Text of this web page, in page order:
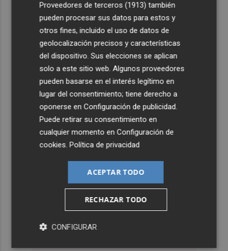
Proveedores de terceros (1913) también
pueden procesar sus datos para estos y
otros fines, incluido el uso de datos de
geolocalización precisos y características
del dispositivo. Sus elecciones se aplican
solo a este sitio web. Algunos proveedores
pueden basarse en el interés legítimo en
lugar del consentimiento; tiene derecho a
oponerse enConfiguración de publicidad.
Puede retirar su consentimiento en
cualquier momento enConfiguración de
cookies.Política de privacidad
ACEPTAR TODO
RECHAZAR TODO
CONFIGURAR